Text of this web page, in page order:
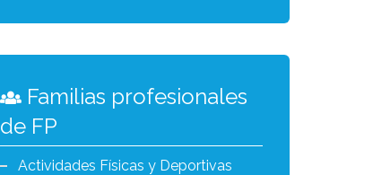
Familias profesionales
de FP
Actividades Físicas y Deportivas